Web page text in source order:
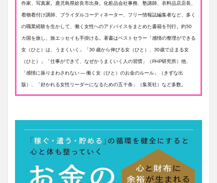
作家、写真家。鹿児島県姶良市出身。化粧品会社事務、塾講師、衣料品店店長、
着物着付け講師、ブライダルコーディネーター、フリー情報誌編集者など、多く
の職業経験を生かして、働く女性へのアドバイスをまとめた書籍を刊行。約50
カ国を旅し、旅エッセイも手掛ける。著書はベストセラー「感情の整理ができる
女（ひと）は、うまくいく」「30 歳から伸びる女（ひと）、30歳で止まる女
（ひと）」「仕事ができて、なぜかうまくいく人の習慣」（PHP研究所）他、
「感情に振りまわされない ― 働く女（ひと）のお金のルール」（きずな出
版）、「好かれる女性リーダーになるための五十条」（集英社）など多数。